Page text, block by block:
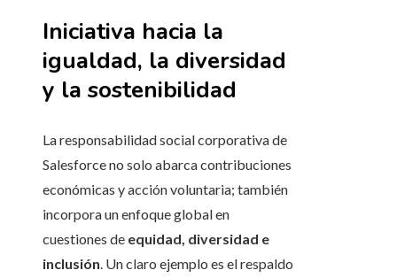
Iniciativa hacia la
igualdad, la diversidad
y la sostenibilidad
La responsabilidad social corporativa de
Salesforce no solo abarca contribuciones
económicas y acción voluntaria; también
incorpora un enfoque global en
cuestiones de equidad, diversidad e
inclusión . Un claro ejemplo es el respaldo